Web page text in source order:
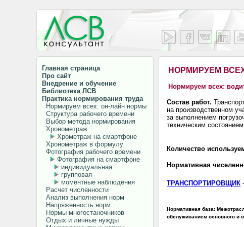
Главная страница
Про сайт
Внедрение и обучение
Библиотека ЛСВ
Практика нормирования труда
Нормируем всех: он-лайн нормы
Структура рабочего времени
Выбор метода нормирования
Хронометраж
Хрометраж на смартфоне
Хронометраж в формулу
Фотография рабочего времени
Фотография на смартфоне
индивидуальная
групповая
моментные наблюдения
Расчет численности
Анализ выполнения норм
Напряженность норм
Нормы многостаночников
Отдых и личные нужды
НОРМИРУЕМ
Нормируем всех:
Состав работ.
на производственном
за выполнением
техническим
Количество
Нормативная
ТРАНСПОРТИРОВЩИК
Нормативная база:
обслуживанием основного и